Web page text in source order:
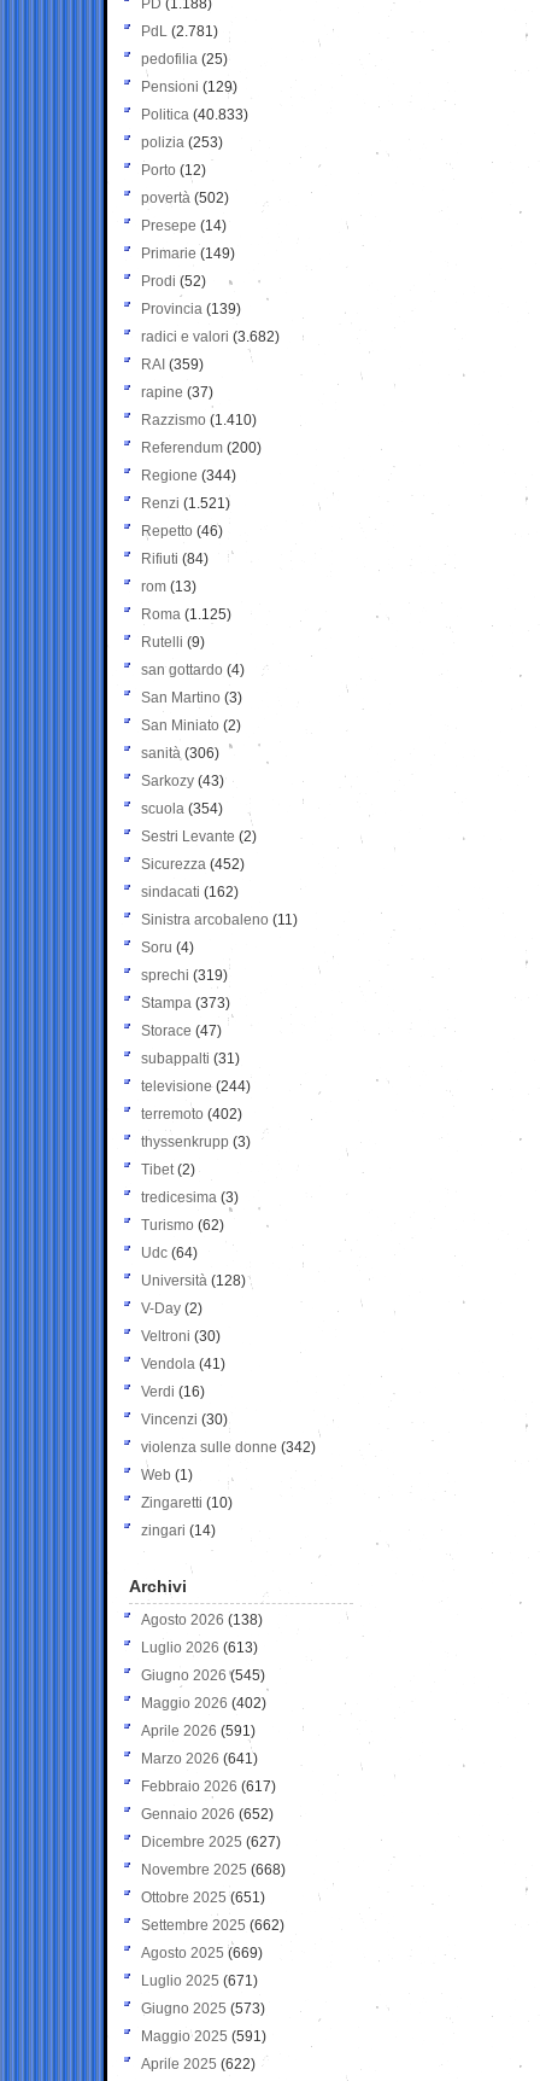
PD (1.188)
PdL (2.781)
pedofilia (25)
Pensioni (129)
Politica (40.833)
polizia (253)
Porto (12)
povertà (502)
Presepe (14)
Primarie (149)
Prodi (52)
Provincia (139)
radici e valori (3.682)
RAI (359)
rapine (37)
Razzismo (1.410)
Referendum (200)
Regione (344)
Renzi (1.521)
Repetto (46)
Rifiuti (84)
rom (13)
Roma (1.125)
Rutelli (9)
san gottardo (4)
San Martino (3)
San Miniato (2)
sanità (306)
Sarkozy (43)
scuola (354)
Sestri Levante (2)
Sicurezza (452)
sindacati (162)
Sinistra arcobaleno (11)
Soru (4)
sprechi (319)
Stampa (373)
Storace (47)
subappalti (31)
televisione(244)
terremoto (402)
thyssenkrupp (3)
Tibet(2)
tredicesima (3)
Turismo (62)
Udc (64)
Università (128)
V-Day (2)
Veltroni (30)
Vendola (41)
Verdi (16)
Vincenzi (30)
violenza sulle donne (342)
Web (1)
Zingaretti (10)
zingari (14)
Archivi
Agosto 2026 (138)
Luglio 2026 (613)
Giugno 2026 (545)
Maggio 2026 (402)
Aprile 2026 (591)
Marzo 2026 (641)
Febbraio 2026 (617)
Gennaio 2026 (652)
Dicembre 2025 (627)
Novembre 2025 (668)
Ottobre 2025 (651)
Settembre 2025 (662)
Agosto 2025 (669)
Luglio 2025 (671)
Giugno 2025 (573)
Maggio 2025 (591)
Aprile 2025 (622)